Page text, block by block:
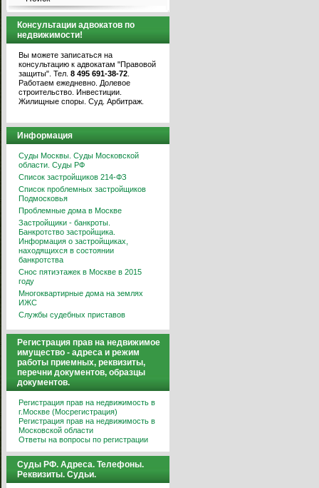
Консультации адвокатов по
недвижимости!
Вы можете записаться на
консультацию к адвокатам "Правовой
защиты". Тел. 8 495 691-38-72
Работаем ежедневно. Долевое
строительство. Инвестиции.
Жилищные споры. Суд. Арбитраж.
Информация
Суды Москвы. Суды Московской
области. Суды РФ
Список застройщиков 214-ФЗ
Список проблемных застройщиков
Подмосковья
Проблемные дома в Москве
Застройщики - банкроты.
Банкротство застройщика.
Информация о застройщиках,
находящихся в состоянии
банкротства
Снос пятиэтажек в Москве в 2015
году
Многоквартирные дома на землях
ИЖС
Службы судебных приставов
Регистрация прав на недвижимое
имущество - адреса и режим
работы приемных, реквизиты,
перечни документов, образцы
документов.
Регистрация прав на недвижимость в
г.Москве (Мосрегистрация)
Регистрация прав на недвижимость в
Московской области
Ответы на вопросы по регистрации
Суды РФ. Адреса. Телефоны.
Реквизиты. Судьи.